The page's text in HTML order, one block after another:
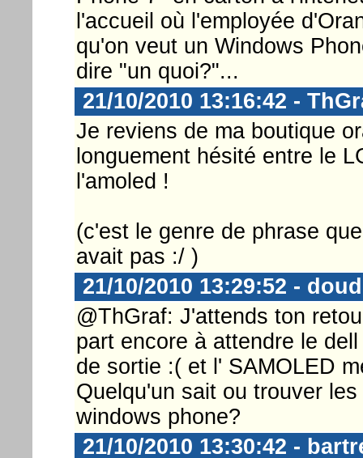
l'accueil où l'employée
qu'on veut un Windows
dire "un quoi?"...
21/10/2010 13:16:42 -
Je reviens de ma boutique
longuement hésité entre le
l'amoled !
(c'est le genre de phrase
avait pas :/ )
21/10/2010 13:29:52 -
@ThGraf: J'attends ton
part encore à attendre le
de sortie :( et l' SAMOLED
Quelqu'un sait ou trouver
windows phone?
21/10/2010 13:30:42 -